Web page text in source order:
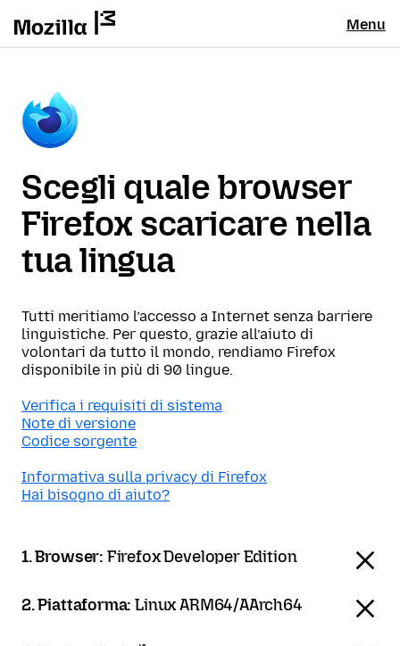
Menu
Scegli quale browser
Firefox scaricare nella
tua lingua
Tutti meritiamo l’accesso a Internet senza barriere
linguistiche. Per questo, grazie all’aiuto di
volontari da tutto il mondo, rendiamo Firefox
disponibile in più di 90 lingue.
Verifica i requisiti di sistema
Note di versione
Codice sorgente
Informativa sulla privacy di Firefox
Hai bisogno di aiuto?
1. Browser: Firefox Developer Edition
2. Piattaforma:Linux ARM64/AArch64